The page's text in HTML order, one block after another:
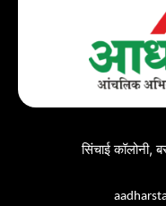
सिंचाई कॉलोनी,